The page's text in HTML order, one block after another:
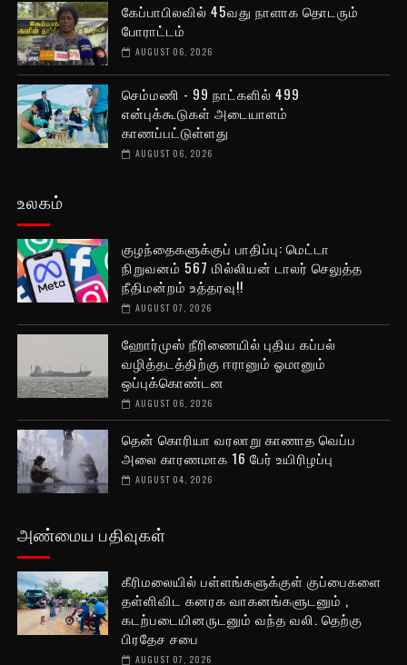
கேப்பாபிலவில் 45வது நாளாக தொடரும்
போராட்டம்
AUGUST 06, 2026
செம்மணி - 99 நாட்களில் 499
என்புக்கூடுகள் அடையாளம்
காணப்பட்டுள்ளது
AUGUST 06, 2026
உலகம்
குழந்தைகளுக்குப் பாதிப்பு: மெட்டா
நிறுவனம் 567 மில்லியன் டாலர் செலுத்த
நீதிமன்றம் உத்தரவு!!
AUGUST 07, 2026
ஹோர்முஸ் நீரிணையில் புதிய கப்பல்
வழித்தடத்திற்கு ஈரானும் ஓமானும்
ஒப்புக்கொண்டன
AUGUST 06, 2026
தென் கொரியா வரலாறு காணாத வெப்ப
அலை காரணமாக 16 பேர் உயிரிழப்பு
AUGUST 04, 2026
அண்மைய பதிவுகள்
கீரிமலையில் பள்ளங்களுக்குள் குப்பைகளை
தள்ளிவிட கனரக வாகனங்களுடனும் ,
கடற்படையினருடனும் வந்த வலி. தெற்கு
பிரதேச சபை
AUGUST 07, 2026